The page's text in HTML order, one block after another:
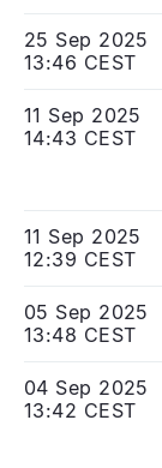
25 Sep 2025
13:46 CEST
11 Sep 2025
14:43 CEST
11 Sep 2025
12:39 CEST
05 Sep 2025
13:48 CEST
04 Sep 2025
13:42 CEST